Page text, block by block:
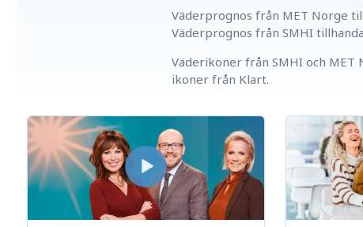
Väderprognos från MET Norge
Väderprognos från SMHI
Väderikoner från SMHI och
ikoner från Klart.